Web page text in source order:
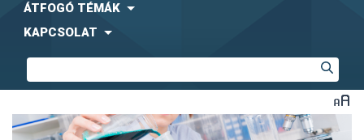
ÁTFOGÓ TÉMÁK
KAPCSOLAT